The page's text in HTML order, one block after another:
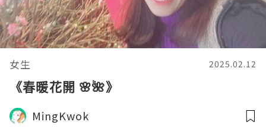
女生 2025.02.12
《春暖花開 🌸🌺》
MingKwok